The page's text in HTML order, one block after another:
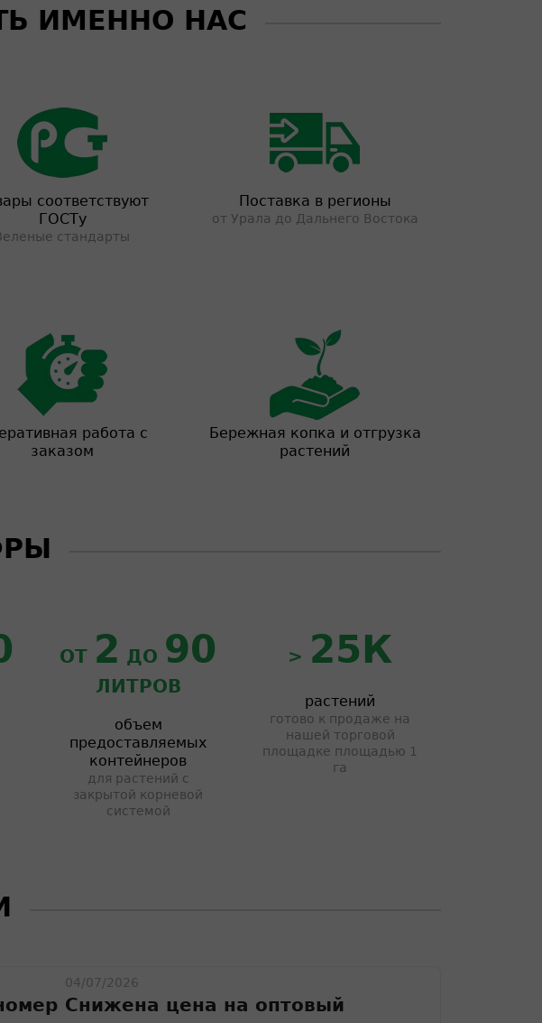
ИМЕННО НАС
соответствуют
ГОСТу
стандарты
Поставка в регионы
от Урала до Дальнего Востока
работа с
заказом
Бережная копка и отгрузка
растений
ОТ 2 ДО 90
ЛИТРОВ
объем
предоставляемых
контейнеров
для растений с
закрытой корневой
системой
> 25К
растений
готово к продаже на
нашей торговой
площадке площадью 1
га
04/07/2026
Снижена цена на оптовый